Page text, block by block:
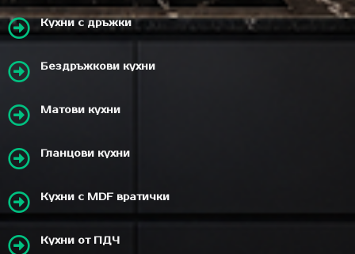
Кухни с дръжки
Бездръжкови кухни
Матови кухни
Гланцови кухни
Кухни с MDF вратички
Кухни от ПДЧ